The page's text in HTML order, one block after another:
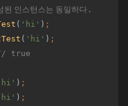
된 인스턴스는 동일하다 .
( 'hi' ) ;
( 'hi' ) ;
true
) ;
) ;